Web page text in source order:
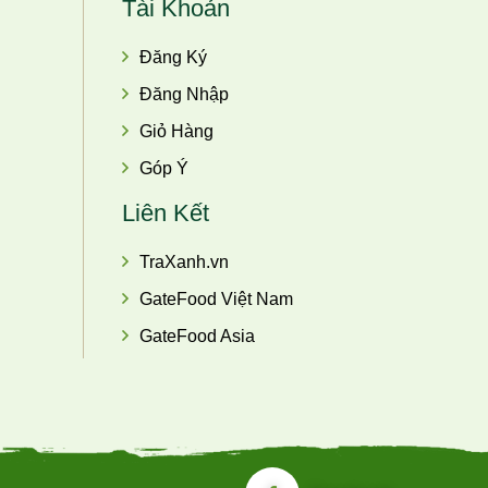
Tài Khoản
Đăng Ký
Đăng Nhập
Giỏ Hàng
Góp Ý
Liên Kết
TraXanh.vn
GateFood Việt Nam
GateFood Asia